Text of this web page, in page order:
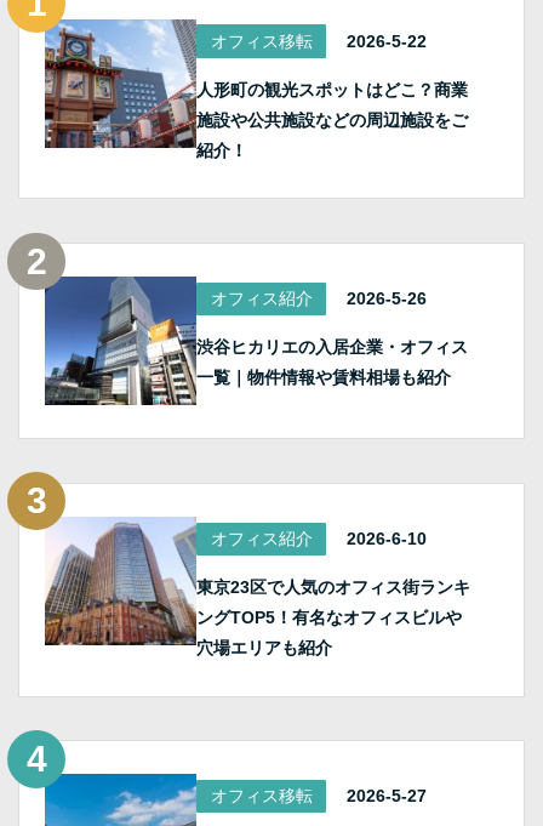
オフィス移転 2026-5-22
人形町の観光スポットはどこ？商業
施設や公共施設などの周辺施設をご
紹介！
オフィス紹介 2026-5-26
渋谷ヒカリエの入居企業・オフィス
一覧｜物件情報や賃料相場も紹介
オフィス紹介 2026-6-10
東京23区で人気のオフィス街ランキ
ングTOP5！有名なオフィスビルや
穴場エリアも紹介
オフィス移転 2026-5-27